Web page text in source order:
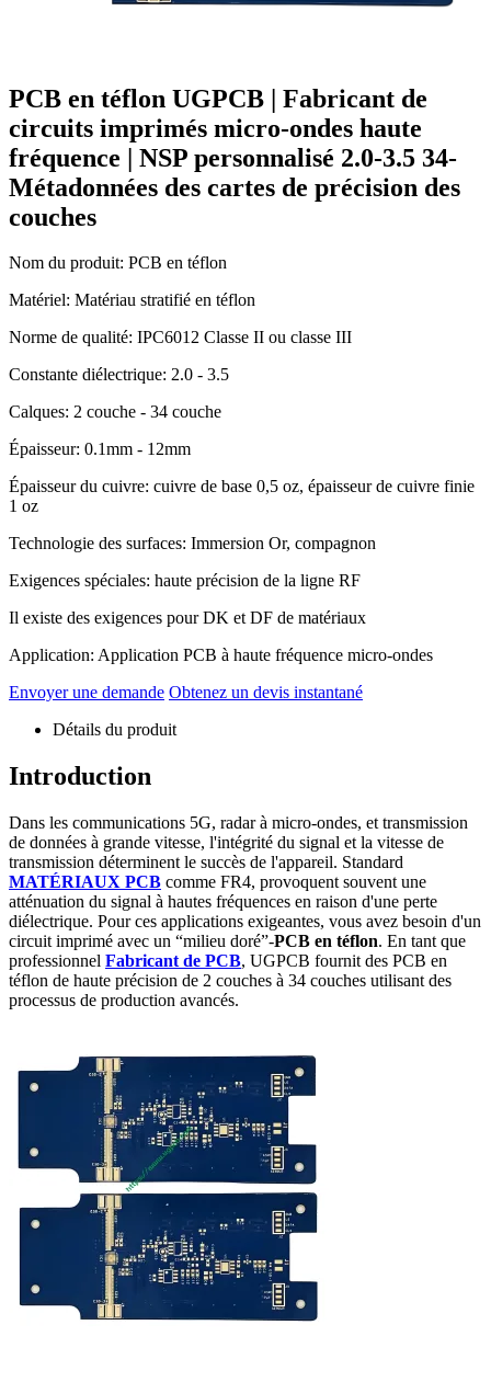
PCB en téflon UGPCB | Fabricant de
circuits imprimés micro-ondes haute
fréquence | NSP personnalisé 2.0-3.5 34-
Métadonnées des cartes de précision des
couches
Nom du produit: PCB en téflon
Matériel: Matériau stratifié en téflon
Norme de qualité: IPC6012 Classe II ou classe III
Constante diélectrique: 2.0 - 3.5
Calques: 2 couche - 34 couche
Épaisseur: 0.1mm - 12mm
Épaisseur du cuivre: cuivre de base 0,5 oz, épaisseur de cuivre finie
1 oz
Technologie des surfaces: Immersion Or, compagnon
Exigences spéciales: haute précision de la ligne RF
Il existe des exigences pour DK et DF de matériaux
Application: Application PCB à haute fréquence micro-ondes
Envoyer une demande Obtenez un devis instantané
Détails du produit
Introduction
Dans les communications 5G, radar à micro-ondes, et transmission
de données à grande vitesse, l'intégrité du signal et la vitesse de
transmission déterminent le succès de l'appareil. Standard
MATÉRIAUX PCB comme FR4, provoquent souvent une
atténuation du signal à hautes fréquences en raison d'une perte
diélectrique. Pour ces applications exigeantes, vous avez besoin d'un
circuit imprimé avec un “milieu doré”-PCB en téflon. En tant que
professionnel Fabricant de PCB, UGPCB fournit des PCB en
téflon de haute précision de 2 couches à 34 couches utilisant des
processus de production avancés.